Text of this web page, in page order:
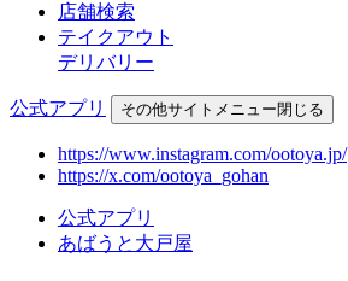
店舗検索
テイクアウト
デリバリー
公式アプリ その他サイトメニュー閉じる
https://www.instagram.com/ootoya.jp/
https://x.com/ootoya_gohan
公式アプリ
あばうと大戸屋